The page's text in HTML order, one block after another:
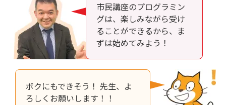
市民講座のプログラミン
グは、楽しみながら受け
ることができるから、ま
ずは始めてみよう！
ボクにもできそう！ 先生、よ
ろしくお願いします！！